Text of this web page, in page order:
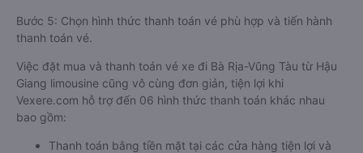
Bước 5: Chọn hình thức thanh toán vé phù hợp và tiến hành
thanh toán vé.
Việc đặt mua và thanh toán vé xe đi Bà Rịa-Vũng Tàu từ Hậu
Giang limousine cũng vô cùng đơn giản, tiện lợi khi
Vexere.com hỗ trợ đến 06 hình thức thanh toán khác nhau
bao gồm:
Thanh toán bằng tiền mặt tại các cửa hàng tiện lợi và